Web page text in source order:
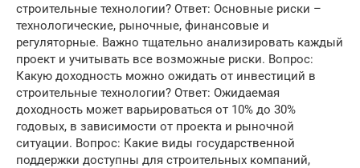
строительные технологии? Ответ: Основные риски –
технологические, рыночные, финансовые и
регуляторные. Важно тщательно анализировать каждый
проект и учитывать все возможные риски. Вопрос:
Какую доходность можно ожидать от инвестиций в
строительные технологии? Ответ: Ожидаемая
доходность может варьироваться от 10% до 30%
годовых, в зависимости от проекта и рыночной
ситуации. Вопрос: Какие виды государственной
поддержки доступны для строительных компаний,